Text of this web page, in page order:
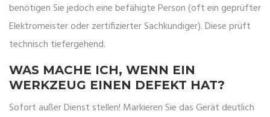
benötigen Sie jedoch eine befähigte Person (oft ein geprüfter
Elektromeister oder zertifizierter Sachkundiger). Diese prüft
technisch tiefergehend.
WAS MACHE ICH, WENN EIN
WERKZEUG EINEN DEFEKT HAT?
Sofort außer Dienst stellen! Markieren Sie das Gerät deutlich